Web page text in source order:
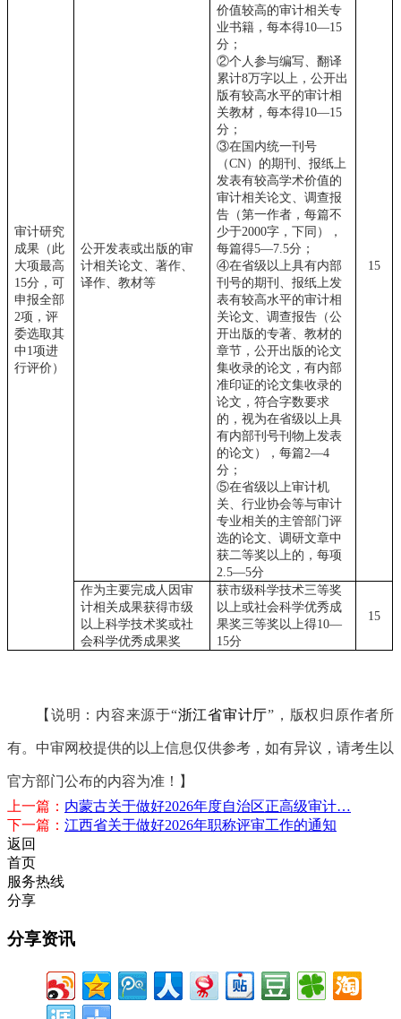
审计研究
成果（此
大项最高
15分，可
申报全部
2项，评
委选取其
中1项进
行评价）
公开发表或出版的审
计相关论文、著作、
译作、教材等
价值较高的审计相关专
业书籍，每本得10—15
分；
②个人参与编写、翻译
累计8万字以上，公开出
版有较高水平的审计相
关教材，每本得10—15
分；
③在国内统一刊号
（CN）的期刊、报纸上
发表有较高学术价值的
审计相关论文、调查报
告（第一作者，每篇不
少于2000字，下同），
每篇得5—7.5分；
④在省级以上具有内部
刊号的期刊、报纸上发
表有较高水平的审计相
关论文、调查报告（公
开出版的专著、教材的
章节，公开出版的论文
集收录的论文，有内部
准印证的论文集收录的
论文，符合字数要求
的，视为在省级以上具
有内部刊号刊物上发表
的论文），每篇2—4
分；
⑤在省级以上审计机
关、行业协会等与审计
专业相关的主管部门评
选的论文、调研文章中
获二等奖以上的，每项
2.5—5分
15
作为主要完成人因审
计相关成果获得市级
以上科学技术奖或社
会科学优秀成果奖
获市级科学技术三等奖
以上或社会科学优秀成
果奖三等奖以上得10—
15分
15
【说明：内容来源于“浙江省审计厅”，版权归原作者所
有。中审网校提供的以上信息仅供参考，如有异议，请考生以
官方部门公布的内容为准！】
上一篇： 内蒙古关于做好2026年度自治区正高级审计…
下一篇： 江西省关于做好2026年职称评审工作的通知
返回
首页
服务热线
分享
分享资讯